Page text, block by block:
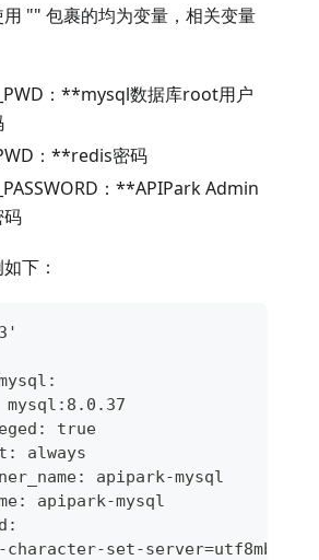
"" 包裹的均为变量，相关变量
：**mysql数据库root用户
：**redis密码
：**APIPark Admin
码
下：
mysql:8.0.37
true
always
apipark-mysql
apipark-mysql
set-server=utf8mb4"